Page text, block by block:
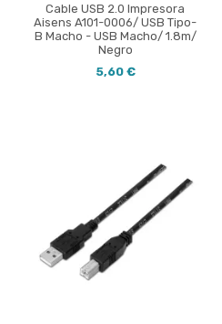
Cable USB 2.0 Impresora
Aisens A101-0006/ USB Tipo-
B Macho - USB Macho/ 1.8m/
Negro
5,60 €